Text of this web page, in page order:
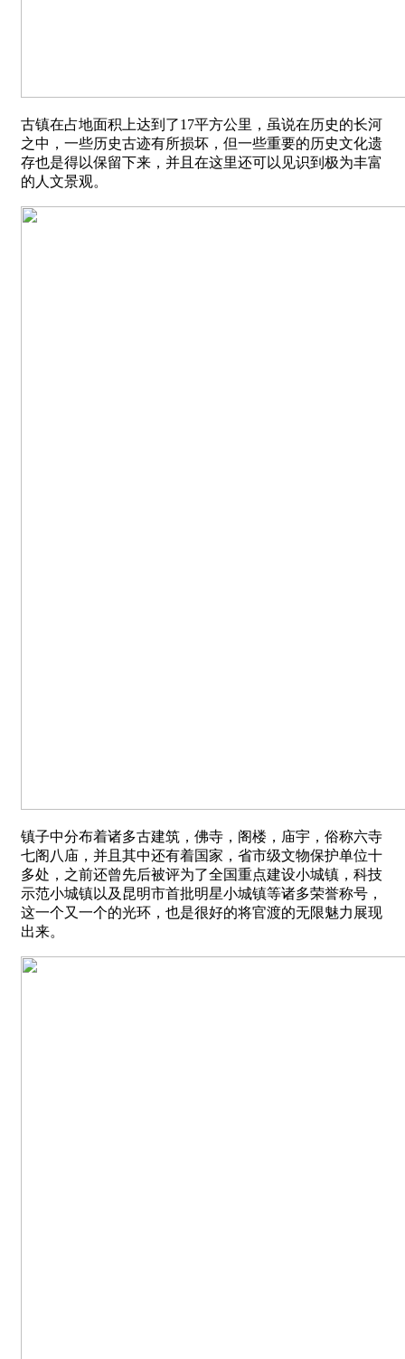
古镇在占地面积上达到了17平方公里，虽说在历史的长河
之中，一些历史古迹有所损坏，但一些重要的历史文化遗
存也是得以保留下来，并且在这里还可以见识到极为丰富
的人文景观。
镇子中分布着诸多古建筑，佛寺，阁楼，庙宇，俗称六寺
七阁八庙，并且其中还有着国家，省市级文物保护单位十
多处，之前还曾先后被评为了全国重点建设小城镇，科技
示范小城镇以及昆明市首批明星小城镇等诸多荣誉称号，
这一个又一个的光环，也是很好的将官渡的无限魅力展现
出来。